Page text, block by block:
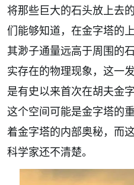
将那些巨大的石头放上去
们能够知道，在金字塔的
其渺子通量远高于周围的
实存在的物理现象，这一
是有史以来首次在胡夫金
这个空间可能是金字塔的
着金字塔的内部奥秘，而
科学家还不清楚。